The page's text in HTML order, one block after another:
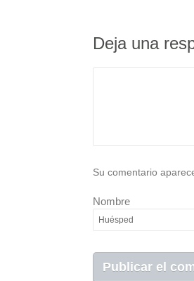
Deja una
Su comentario
Nombre